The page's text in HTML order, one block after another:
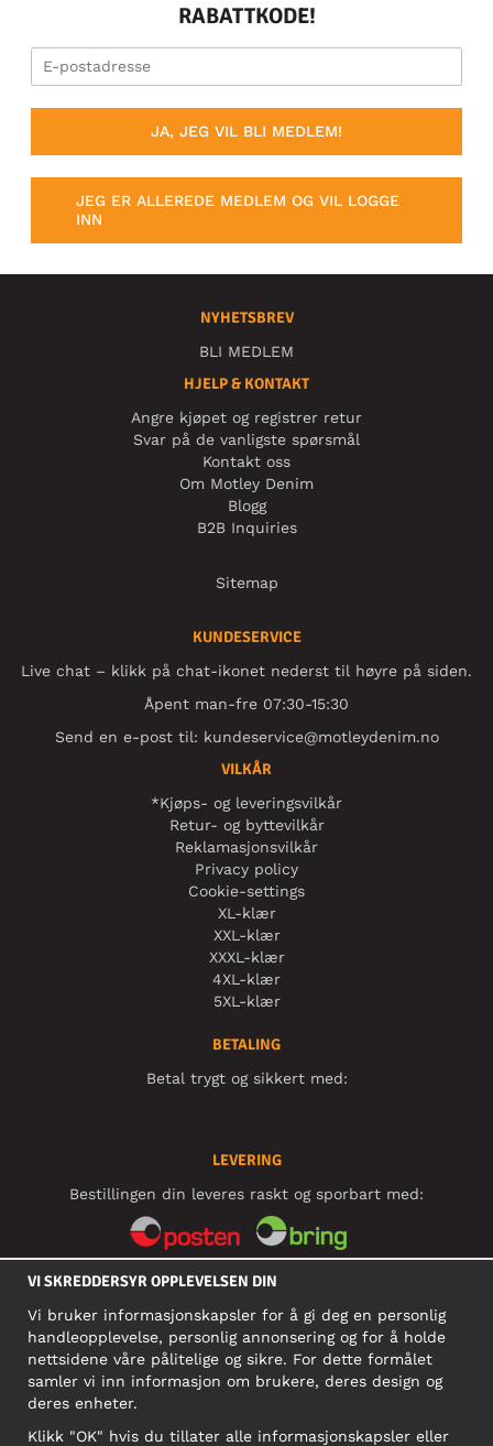
RABATTKODE!
JA, JEG VIL BLI MEDLEM!
JEG ER ALLEREDE MEDLEM OG VIL LOGGE
INN
NYHETSBREV
BLI MEDLEM
HJELP & KONTAKT
Angre kjøpet og registrer retur
Svar på de vanligste spørsmål
Kontakt oss
Om Motley Denim
Blogg
B2B Inquiries
Sitemap
KUNDESERVICE
Live chat – klikk på chat-ikonet nederst til høyre på siden.
Åpent man-fre 07:30-15:30
Send en e-post til: kundeservice@motleydenim.no
VILKÅR
*Kjøps- og leveringsvilkår
Retur- og byttevilkår
Reklamasjonsvilkår
Privacy policy
Cookie-settings
XL-klær
XXL-klær
XXXL-klær
4XL-klær
5XL-klær
BETALING
Betal trygt og sikkert med:
LEVERING
Bestillingen din leveres raskt og sporbart med:
SOSIALE MEDIER
BEDRIFT
911 891 581 MVA
VI SKREDDERSYR OPPLEVELSEN DIN
Vi bruker informasjonskapsler for å gi deg en personlig
handleopplevelse, personlig annonsering og for å holde
nettsidene våre pålitelige og sikre. For dette formålet
samler vi inn informasjon om brukere, deres design og
deres enheter.
Klikk "OK" hvis du tillater alle informasjonskapsler eller